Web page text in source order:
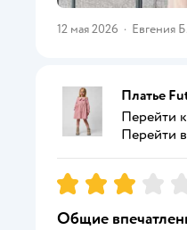
12 мая 2026 · Евгения Б.
Платье
Перейти
Перейти
Рейтинг:3
Общие